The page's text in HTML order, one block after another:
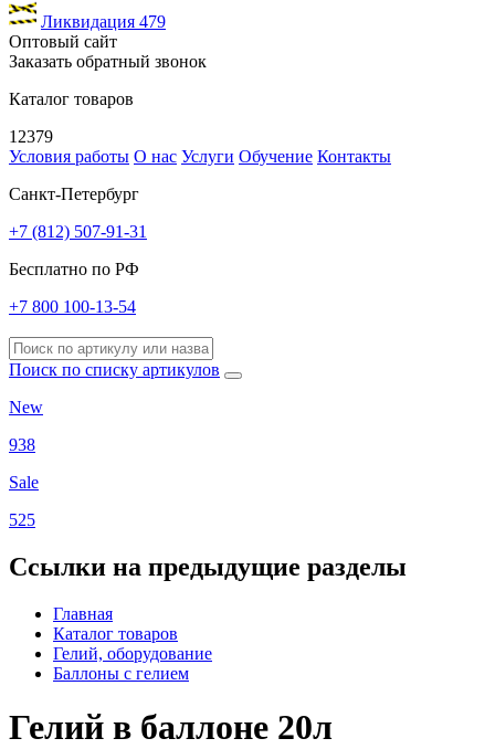
Ликвидация 479
Оптовый сайт
Заказать обратный звонок
Каталог товаров
12379
Условия работы О нас Услуги Обучение Контакты
Санкт-Петербург
+7 (812) 507-91-31
Бесплатно по РФ
+7 800 100-13-54
Поиск по списку артикулов
New
938
Sale
525
Ссылки на предыдущие разделы
Главная
Каталог товаров
Гелий, оборудование
Баллоны с гелием
Гелий в баллоне 20л